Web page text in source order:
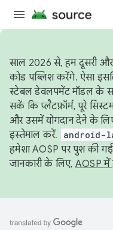
साल 2026 से, हम दूसरी और
कोड पब्लिश करेंगे. ऐसा
स्टेबल डेवलपमेंट मॉडल के
सकें कि प्लैटफ़ॉर्म, पूरे
और उसमें योगदान देने के
इस्तेमाल करें.
android-
हमेशा AOSP पर पुश की
जानकारी के लिए, AOSP में